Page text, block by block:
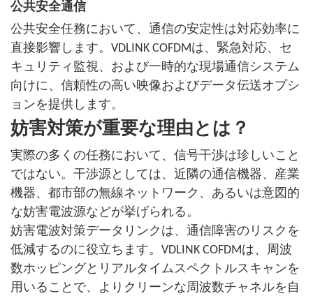
公共安全通信
公共安全任務において、通信の安定性は対応効率に
直接影響します。VDLINK COFDMは、緊急対応、セ
キュリティ監視、および一時的な現場通信システム
向けに、信頼性の高い映像およびデータ伝送オプシ
ョンを提供します。
妨害対策が重要な理由とは？
実際の多くの任務において、信号干渉は珍しいこと
ではない。干渉源としては、近隣の通信機器、産業
機器、都市部の無線ネットワーク、あるいは意図的
な妨害電波源などが挙げられる。
妨害電波対策データリンクは、通信障害のリスクを
低減するのに役立ちます。VDLINK COFDMは、周波
数ホッピングとリアルタイムスペクトルスキャンを
用いることで、よりクリーンな周波数チャネルを自